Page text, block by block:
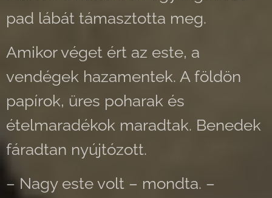
pad lábát támasztotta meg.
Amikor véget ért az este, a
vendégek hazamentek. A földön
papírok, üres poharak és
ételmaradékok maradtak. Benedek
fáradtan nyújtózott.
– Nagy este volt – mondta. –